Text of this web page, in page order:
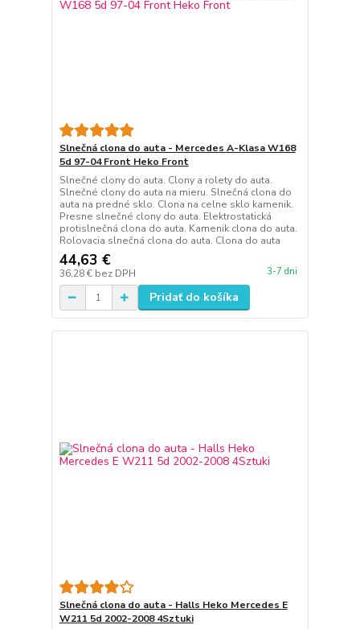
Slnečná clona do auta - Mercedes A-Klasa W168
5d 97-04 Front Heko Front
Slnečné clony do auta. Clony a rolety do auta.
Slnečné clony do auta na mieru. Slnečná clona do
auta na predné sklo. Clona na celne sklo kamenik.
Presne slnečné clony do auta. Elektrostatická
protislnečná clona do auta. Kamenik clona do auta.
Rolovacia slnečná clona do auta. Clona do auta
44,63 €
36,28 € bez DPH 3-7 dni
Pridať do košíka
Slnečná clona do auta - Halls Heko Mercedes E
W211 5d 2002-2008 4Sztuki